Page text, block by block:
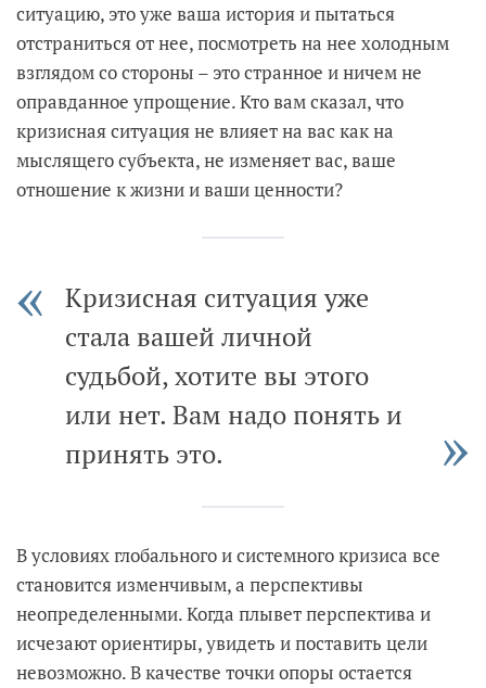
ситуацию, это уже ваша история и пытаться
отстраниться от нее, посмотреть на нее холодным
взглядом со стороны – это странное и ничем не
оправданное упрощение. Кто вам сказал, что
кризисная ситуация не влияет на вас как на
мыслящего субъекта, не изменяет вас, ваше
отношение к жизни и ваши ценности?
Кризисная ситуация уже
стала вашей личной
судьбой, хотите вы этого
или нет. Вам надо понять и
принять это.
В условиях глобального и системного кризиса все
становится изменчивым, а перспективы
неопределенными. Когда плывет перспектива и
исчезают ориентиры, увидеть и поставить цели
невозможно. В качестве точки опоры остается